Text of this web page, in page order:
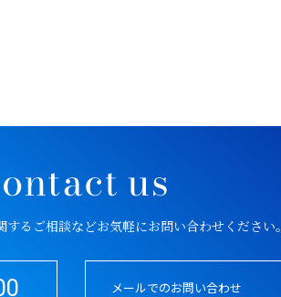
するご相談などお気軽にお問い合わせください。
メールでのお問い合わせ